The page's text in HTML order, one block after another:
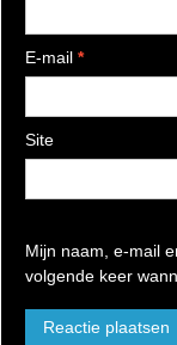
E-mail *
Site
Mijn naam, e-mail
volgende keer